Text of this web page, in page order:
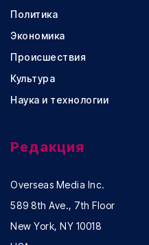
Политика
Экономика
Происшествия
Культура
Наука и технологии
Редакция
Overseas Media Inc.
589 8th Ave., 7th Floor
New York, NY 10018